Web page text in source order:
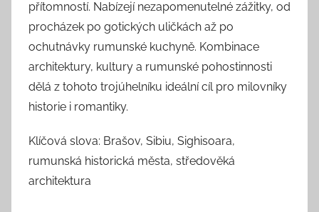
přítomností. Nabízejí nezapomenutelné zážitky, od
procházek po gotických uličkách až po
ochutnávky rumunské kuchyně. Kombinace
architektury, kultury a rumunské pohostinnosti
dělá z tohoto trojúhelníku ideální cíl pro milovníky
historie i romantiky.
Klíčová slova: Brašov, Sibiu, Sighisoara,
rumunská historická města, středověká
architektura